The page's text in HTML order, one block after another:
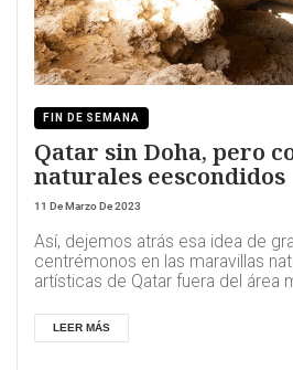
FIN DE SEMANA
Qatar sin Doha, pero
naturales eescondidos
11 De Marzo De 2023
Así, dejemos atrás esa idea de
centrémonos en las maravillas
artísticas de Qatar fuera del área
LEER MÁS